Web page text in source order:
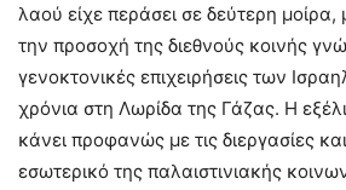
λαού είχε περάσει σε δεύτερη μοίρα,
την προσοχή της διεθνούς κοινής
γενοκτονικές επιχειρήσεις των
χρόνια στη Λωρίδα της Γάζας. Η
κάνει προφανώς με τις διεργασίες
εσωτερικό της παλαιστινιακής